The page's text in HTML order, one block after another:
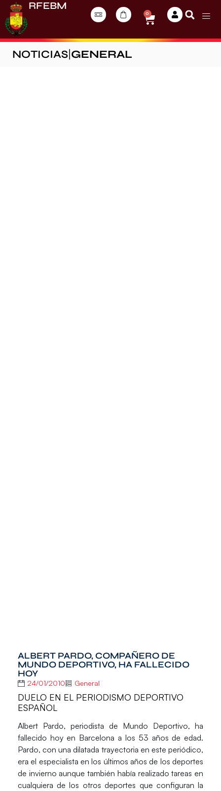
RFEBM
0
NOTICIAS GENERAL
ALBERT PARDO, COMPAÑERO DE
MUNDO DEPORTIVO, HA FALLECIDO
HOY
24/01/2010 General
DUELO EN EL PERIODISMO DEPORTIVO
ESPAÑOL
Albert Pardo, periodista de Mundo Deportivo, ha
fallecido hoy en Barcelona a los 53 años de edad.
Pardo, con una dilatada trayectoria en este periódico,
era el especialista en los últimos años de los deportes
de invierno aunque también había realizado tareas en
cualquiera de los otros deportes que configuran la